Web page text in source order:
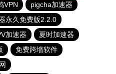
VPN
pigcha加速器
永久免费版2.2.0
加速器
夏时加速器
免费跨墙软件